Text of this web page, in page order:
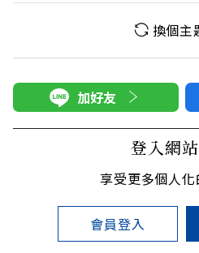
換個主
加好友
登入網
享受更多個人
會員登入